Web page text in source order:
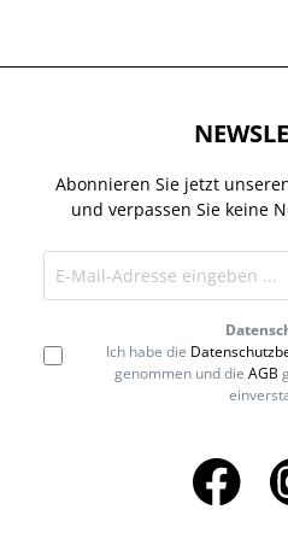
Abonnieren Sie jetzt
und verpassen Sie keine
Ich habe die
genommen und die AGB